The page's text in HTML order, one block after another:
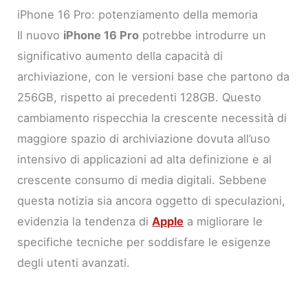
iPhone 16 Pro: potenziamento della memoria
Il nuovo iPhone 16 Pro potrebbe introdurre un
significativo aumento della capacità di
archiviazione, con le versioni base che partono da
256GB, rispetto ai precedenti 128GB. Questo
cambiamento rispecchia la crescente necessità di
maggiore spazio di archiviazione dovuta all’uso
intensivo di applicazioni ad alta definizione e al
crescente consumo di media digitali. Sebbene
questa notizia sia ancora oggetto di speculazioni,
evidenzia la tendenza diApple a migliorare le
specifiche tecniche per soddisfare le esigenze
degli utenti avanzati.